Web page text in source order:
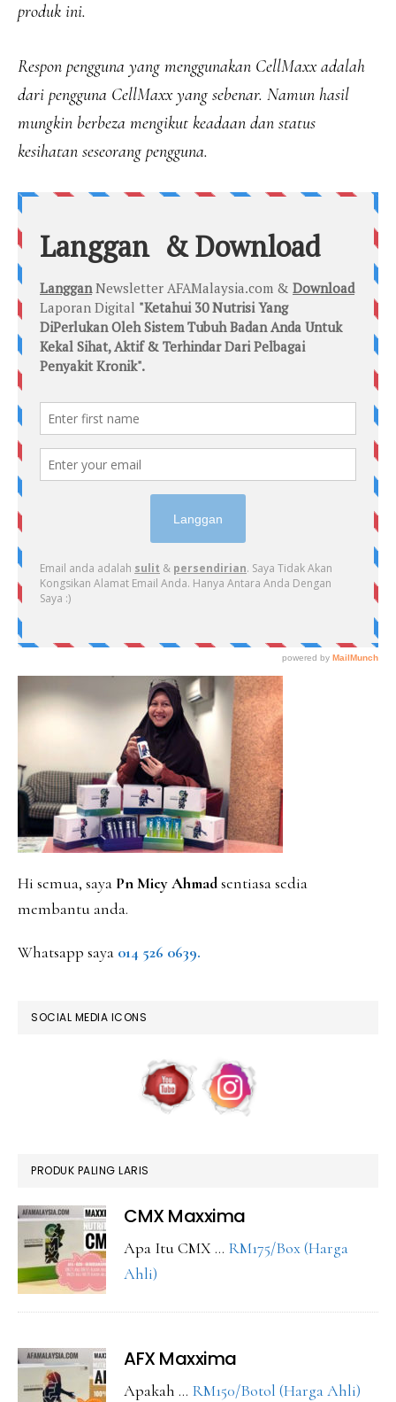
produk ini.
Respon pengguna yang menggunakan CellMaxx adalah
dari pengguna CellMaxx yang sebenar. Namun hasil
mungkin berbeza mengikut keadaan dan status
kesihatan seseorang pengguna.
PRIMARY
SIDEBAR
Hi semua, saya Pn Miey Ahmadsentiasa sedia
membantu anda.
Whatsapp saya 014 526 0639.
SOCIAL MEDIA ICONS
PRODUK PALING LARIS
CMX Maxxima
Apa Itu CMX … RM175/Box (Harga
Ahli)
AFX Maxxima
Apakah … RM150/Botol (Harga Ahli)